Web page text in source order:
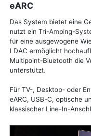
eARC
Das System bietet eine
nutzt ein Tri-Amping-
für eine ausgewogene
LDAC ermöglicht
Multipoint-Bluetooth die
unterstützt.
Für TV-, Desktop- oder
eARC, USB-C, optische
klassischer Line-In-